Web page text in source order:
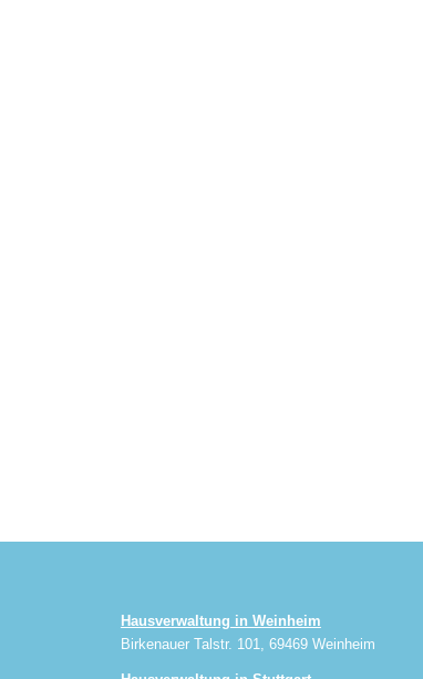
Hausverwaltung in Weinheim
Birkenauer Talstr. 101, 69469 Weinheim